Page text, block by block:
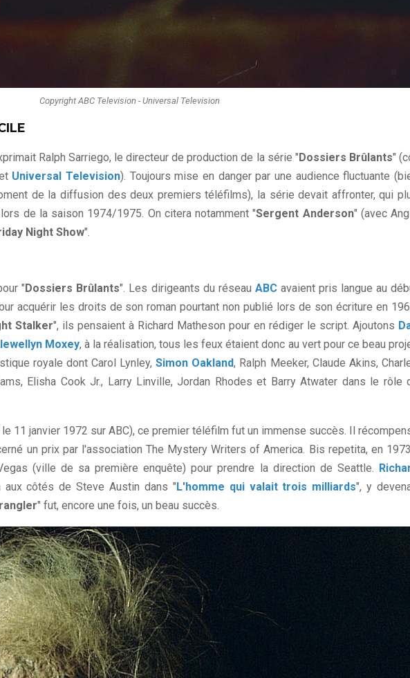
Copyright ABC Television - Universal Television
Ralph Sarriego, le directeur de production de la série "Dossiers Brûlants"
Universal Television). Toujours mise en danger par une audience fluctuante
de la diffusion des deux premiers téléfilms), la série devait affronter, qui
de la saison 1974/1975. On citera notamment "Sergent Anderson" (avec
Night Show".
"Dossiers Brûlants". Les dirigeants du réseau ABCavaient pris langue au
acquérir les droits de son roman pourtant non publié lors de son écriture en
Stalker", ils pensaient à Richard Matheson pour en rédiger le script. Ajoutons
Moxey, à la réalisation, tous les feux étaient donc au vert pour ce beau
royale dont Carol Lynley,Simon Oakland, Ralph Meeker, Claude Akins,
Elisha Cook Jr., Larry Linville, Jordan Rhodes et Barry Atwater dans le rôle
11 janvier 1972 sur ABC), ce premier téléfilm fut un immense succès. Il
un prix par l'association The Mystery Writers of America. Bis repetita, en
(ville de sa première enquête) pour prendre la direction de Seattle.
aux côtés de Steve Austin dans "L'homme qui valait trois milliards", y
" fut, encore une fois, un beau succès.